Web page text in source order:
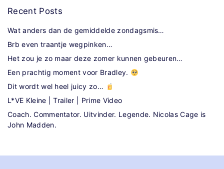
Recent Posts
Wat anders dan de gemiddelde zondagsmis…
Brb even traantje wegpinken…
Het zou je zo maar deze zomer kunnen gebeuren…
Een prachtig moment voor Bradley.
Dit wordt wel heel juicy zo…
L*VE Kleine | Trailer | Prime Video
Coach. Commentator. Uitvinder. Legende. Nicolas Cage is
John Madden.